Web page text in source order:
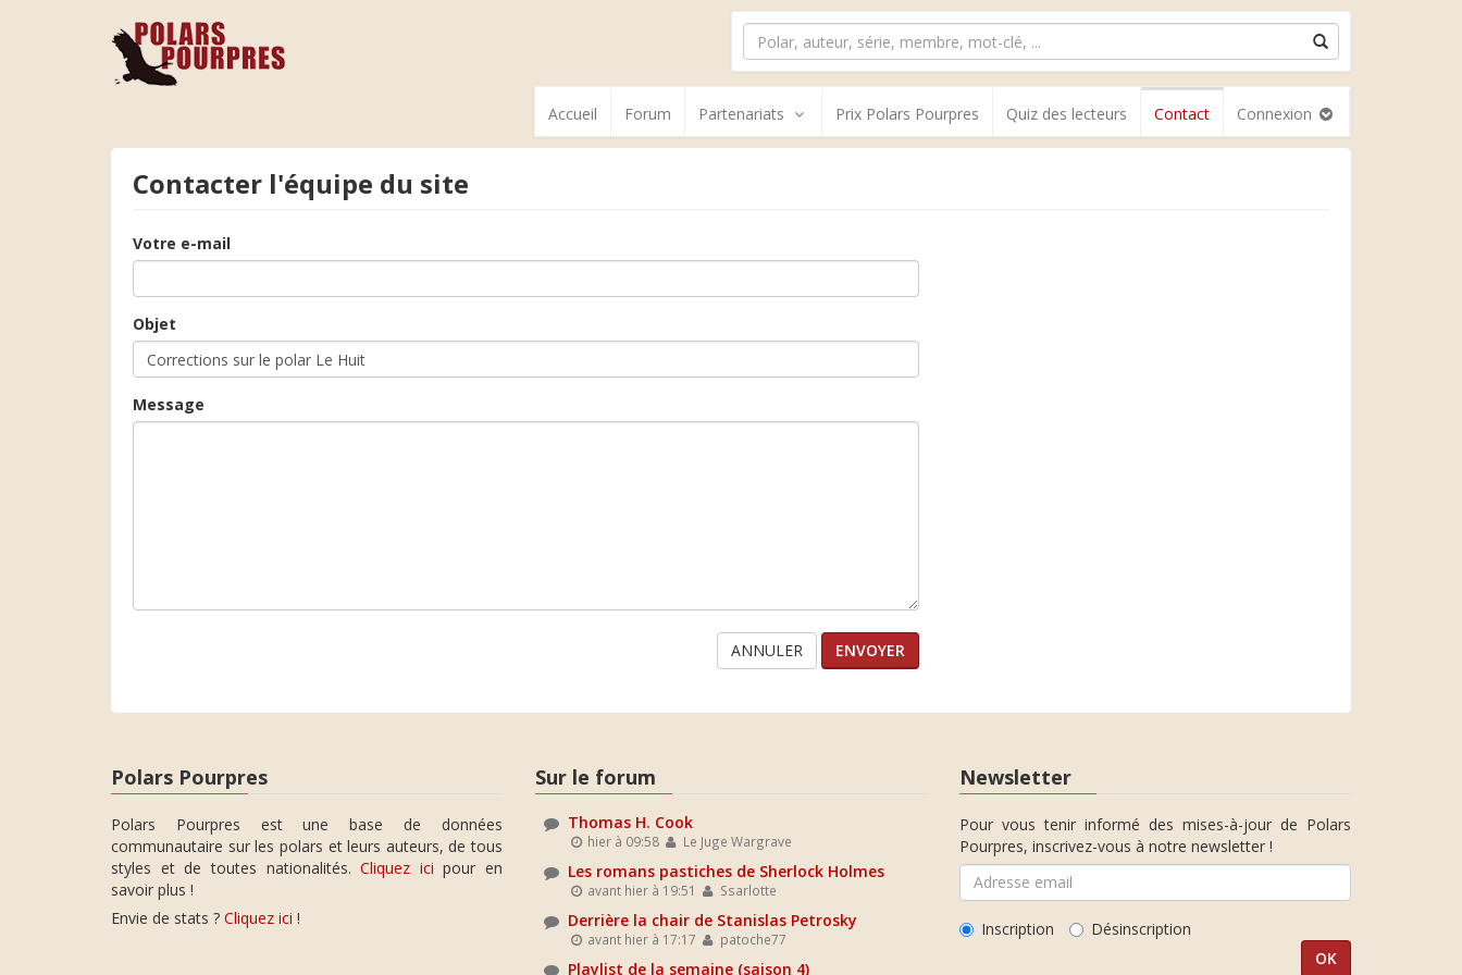
Accueil Forum Partenariats Prix Polars Pourpres Quiz des lecteurs Contact Connexion
Contacter l'équipe du site
Votre e-mail
Objet
Message
ANNULER
Polars Pourpres
Polars Pourpres est une base de données
communautaire sur les polars et leurs auteurs, de tous
styles et de toutes nationalités.Cliquez ici pour en
savoir plus !
Envie de stats ? Cliquez ici !
Sur le forum
Thomas H. Cook
hier à 09:58 Le Juge Wargrave
Les romans pastiches de Sherlock Holmes
avant hier à 19:51 Ssarlotte
Derrière la chair de Stanislas Petrosky
avant hier à 17:17 patoche77
Playlist de la semaine (saison 4)
Newsletter
Pour vous tenir informé des mises-à-jour de Polars
Pourpres, inscrivez-vous à notre newsletter !
Inscription Désinscription